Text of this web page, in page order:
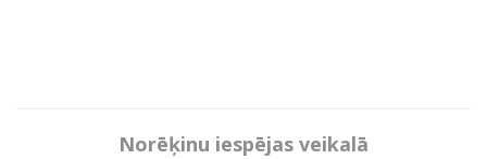
Norēķinu iespējas veikalā